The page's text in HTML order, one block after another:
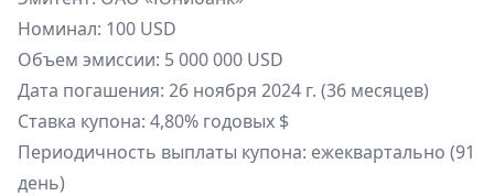
Номинал: 100 USD
Объем эмиссии: 5 000 000 USD
Дата погашения: 26 ноября 2024 г. (36 месяцев)
Ставка купона: 4,80% годовых $
Периодичность выплаты купона: ежеквартально (91
день)